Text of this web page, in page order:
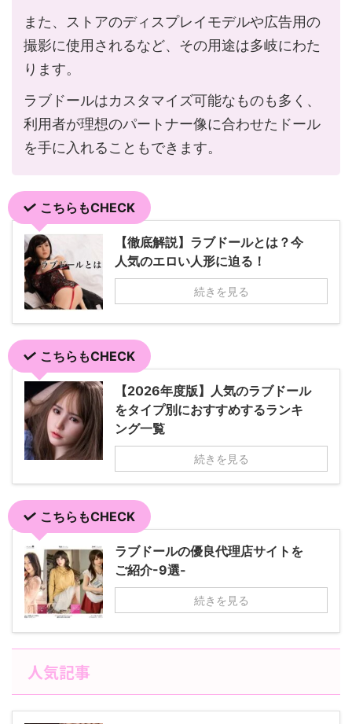
また、ストアのディスプレイモデルや広告用の
撮影に使用されるなど、その用途は多岐にわた
ります。
ラブドールはカスタマイズ可能なものも多く、
利用者が理想のパートナー像に合わせたドール
を手に入れることもできます。
こちらもCHECK
【徹底解説】ラブドールとは？今
人気のエロい人形に迫る！
続きを見る
こちらもCHECK
【2026年度版】人気のラブドール
をタイプ別におすすめするランキ
ング一覧
続きを見る
こちらもCHECK
ラブドールの優良代理店サイトを
ご紹介-9選-
続きを見る
人気記事